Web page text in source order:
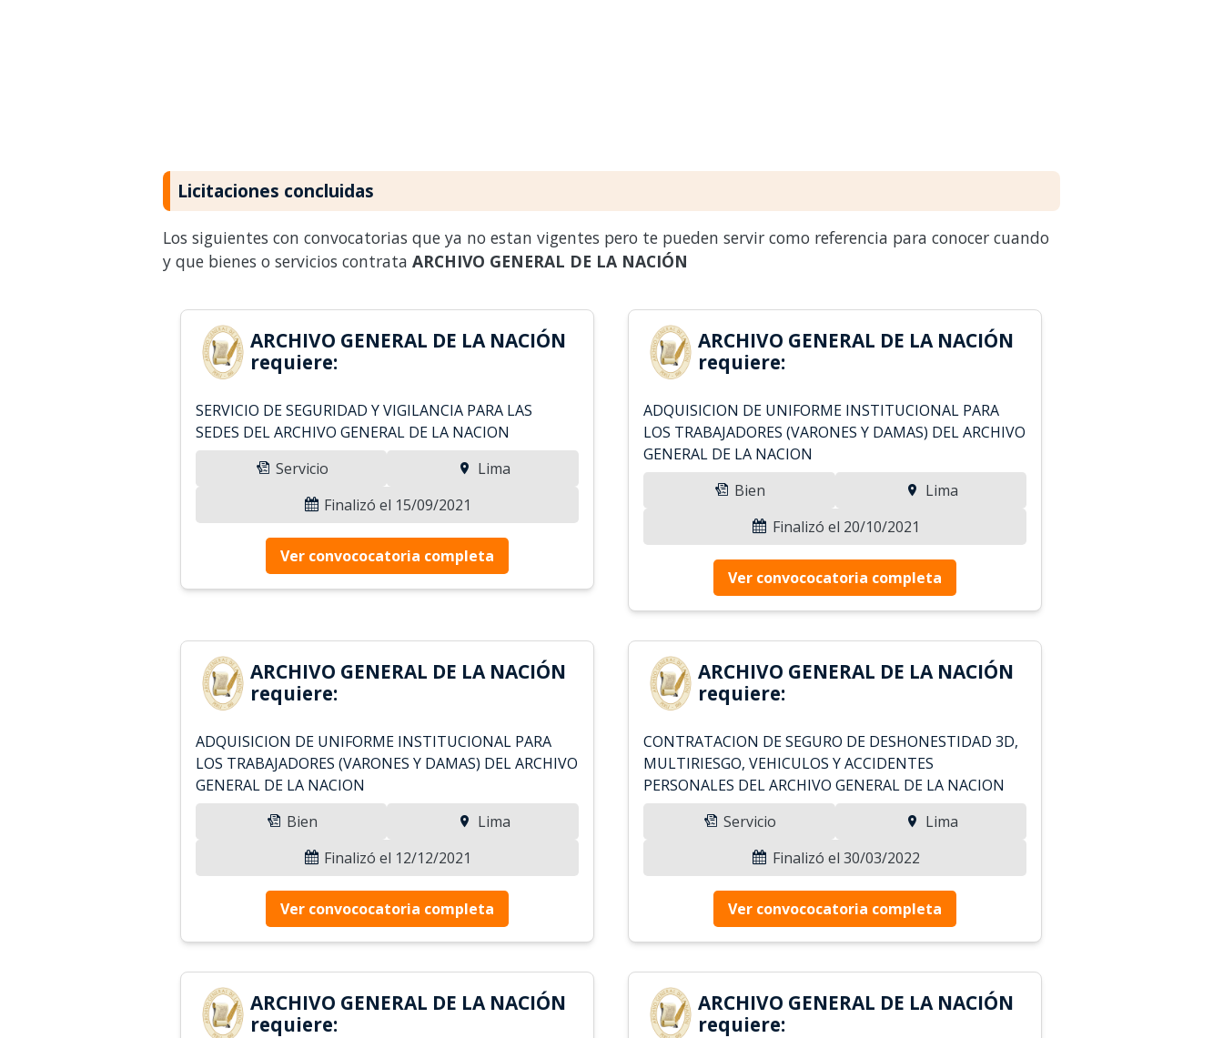
Licitaciones concluidas
Los siguientes con convocatorias que ya no estan vigentes pero te pueden servir como referencia para conocer cuando
y que bienes o servicios contrata ARCHIVO GENERAL DE LA NACIÓN
ARCHIVO GENERAL DE LA NACIÓN
requiere:
SERVICIO DE SEGURIDAD Y VIGILANCIA PARA LAS
SEDES DEL ARCHIVO GENERAL DE LA NACION
Servicio
Lima
Finalizó el 15/09/2021
Ver convococatoria completa
ARCHIVO GENERAL DE LA NACIÓN
requiere:
ADQUISICION DE UNIFORME INSTITUCIONAL PARA
LOS TRABAJADORES (VARONES Y DAMAS) DEL ARCHIVO
GENERAL DE LA NACION
Bien
Lima
Finalizó el 20/10/2021
Ver convococatoria completa
ARCHIVO GENERAL DE LA NACIÓN
requiere:
ADQUISICION DE UNIFORME INSTITUCIONAL PARA
LOS TRABAJADORES (VARONES Y DAMAS) DEL ARCHIVO
GENERAL DE LA NACION
Bien
Lima
Finalizó el 12/12/2021
Ver convococatoria completa
ARCHIVO GENERAL DE LA NACIÓN
requiere:
CONTRATACION DE SEGURO DE DESHONESTIDAD 3D,
MULTIRIESGO, VEHICULOS Y ACCIDENTES
PERSONALES DEL ARCHIVO GENERAL DE LA NACION
Servicio
Lima
Finalizó el 30/03/2022
Ver convococatoria completa
ARCHIVO GENERAL DE LA NACIÓN
requiere:
ARCHIVO GENERAL DE LA NACIÓN
requiere: